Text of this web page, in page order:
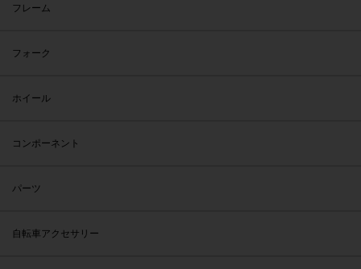
フレーム
フォーク
ホイール
コンポーネント
パーツ
自転車アクセサリー